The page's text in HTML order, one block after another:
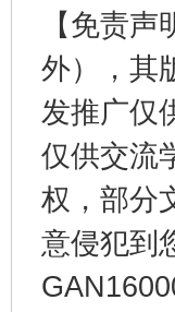
【免责
外），其
发推广仅
仅供交流
权，部分
意侵犯到